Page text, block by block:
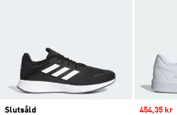
Slutsåld
Sale price
454,35 kr